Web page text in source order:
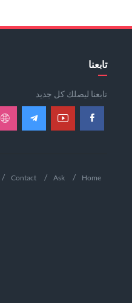
تابعنا
تابعنا ليصلك كل جديد
Home
Ask
Contact